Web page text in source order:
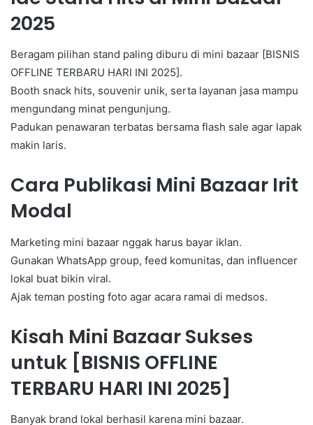
2025
Beragam pilihan stand paling diburu di mini bazaar [BISNIS
OFFLINE TERBARU HARI INI 2025].
Booth snack hits, souvenir unik, serta layanan jasa mampu
mengundang minat pengunjung.
Padukan penawaran terbatas bersama flash sale agar lapak
makin laris.
Cara Publikasi Mini Bazaar Irit
Modal
Marketing mini bazaar nggak harus bayar iklan.
Gunakan WhatsApp group, feed komunitas, dan influencer
lokal buat bikin viral.
Ajak teman posting foto agar acara ramai di medsos.
Kisah Mini Bazaar Sukses
untuk [BISNIS OFFLINE
TERBARU HARI INI 2025]
Banyak brand lokal berhasil karena mini bazaar.